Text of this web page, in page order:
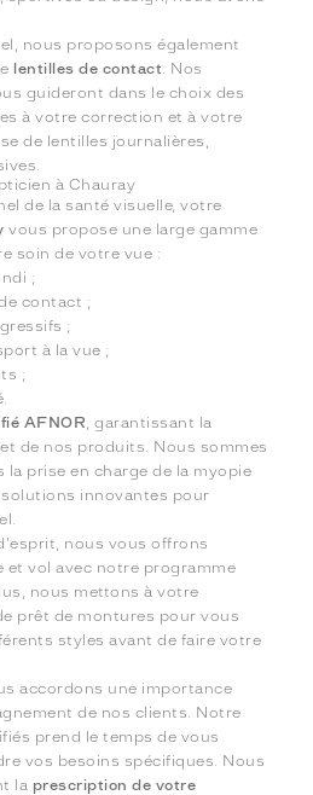
nous proposons également
lentilles de contact. Nos
guideront dans le choix des
à votre correction et à votre
de lentilles journalières,
à Chauray
de la santé visuelle, votre
vous propose une large gamme
soin de votre vue :
;
contact ;
;
à la vue ;
;
AFNOR, garantissant la
de nos produits. Nous sommes
la prise en charge de la myopie
innovantes pour
nous vous offrons
et vol avec notre programme
nous mettons à votre
prêt de montures pour vous
styles avant de faire votre
accordons une importance
de nos clients. Notre
prend le temps de vous
vos besoins spécifiques. Nous
la prescription de votre